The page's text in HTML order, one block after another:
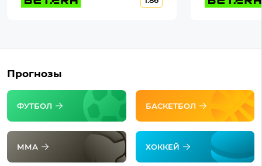
Прогнозы
ФУТБОЛ БАСКЕТБОЛ
ММА ХОККЕЙ